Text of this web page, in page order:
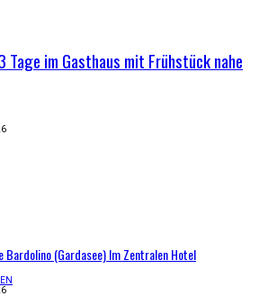
Tage im Gasthaus mit Frühstück nahe
Bardolino (Gardasee) Im Zentralen Hotel